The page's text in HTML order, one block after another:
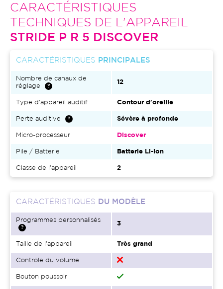
CARACTÉRISTIQUES
TECHNIQUES DE L'APPAREIL
STRIDE P R 5 DISCOVER
CARACTÉRISTIQUES PRINCIPALES
Nombre de canaux de
réglage
12
Type d'appareil auditif Contour d'oreille
Perte auditive Sévère à profonde
Micro-processeur Discover
Pile / Batterie Batterie Li-ion
Classe de l'appareil 2
CARACTÉRISTIQUES DU MODÈLE
Programmes personnalisés
3
Taille de l'appareil Très grand
Contrôle du volume
Bouton poussoir